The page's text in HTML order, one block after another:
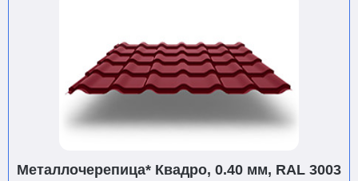
Металлочерепица* Квадро, 0.40 мм, RAL 3003